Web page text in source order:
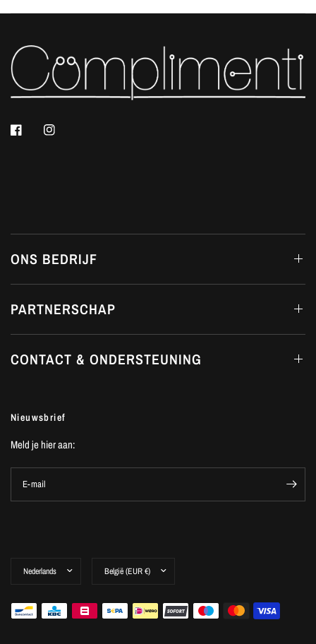
ONS BEDRIJF
PARTNERSCHAP
CONTACT & ONDERSTEUNING
Nieuwsbrief
Meld je hier aan:
E-mail